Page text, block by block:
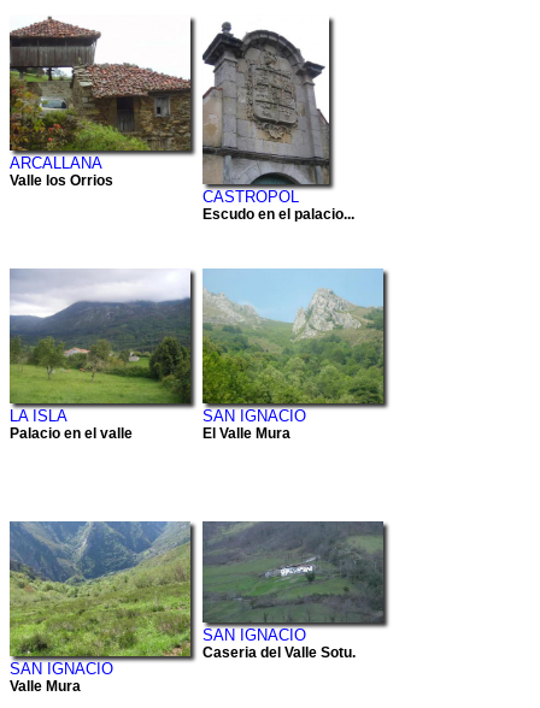
ARCALLANA
Valle los Orrios
CASTROPOL
Escudo en el palacio...
LA ISLA
Palacio en el valle
SAN IGNACIO
El Valle Mura
SAN IGNACIO
Valle Mura
SAN IGNACIO
Caseria del Valle Sotu.